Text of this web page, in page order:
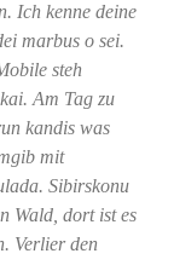
Ich kenne deine
marbus o sei.
steh
Am Tag zu
kandis was
mit
Sibirskonu
Wald, dort ist es
Verlier den